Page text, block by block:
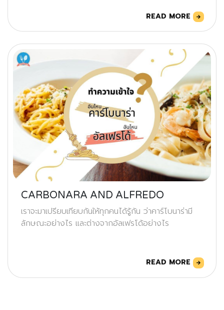
READ MORE
CARBONARA AND ALFREDO
เราจะมาเปรียบเทียบกันให้ทุกคนได้รู้กัน ว่าคาร์โบนาร่ามี
ลักษณะอย่างไร และต่างจากอัลเฟรโด้อย่างไร
READ MORE